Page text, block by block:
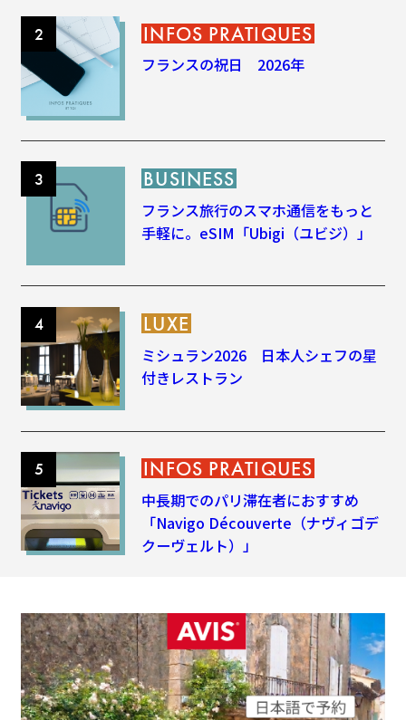
INFOS PRATIQUES
フランスの祝日 2026年
BUSINESS
フランス旅行のスマホ通信をもっと
手軽に。eSIM「Ubigi（ユビジ）」
LUXE
ミシュラン2026 日本人シェフの星
付きレストラン
INFOS PRATIQUES
中長期でのパリ滞在者におすすめ
「Navigo Découverte（ナヴィゴデ
クーヴェルト）」